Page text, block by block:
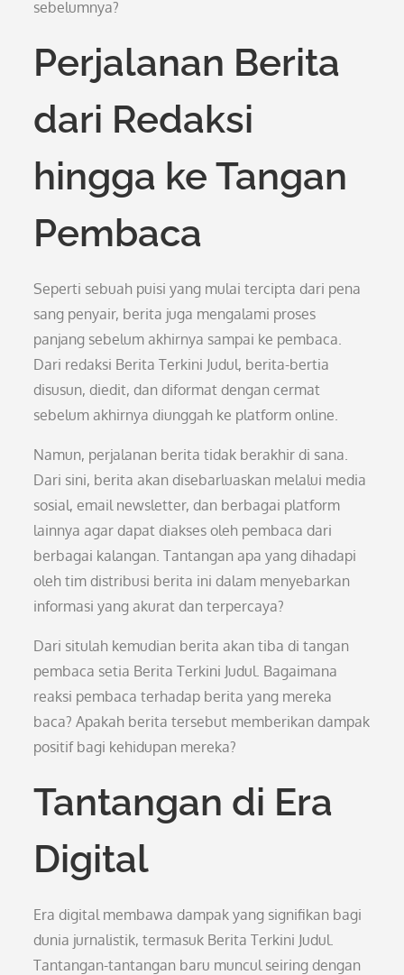
sebelumnya?
Perjalanan Berita
dari Redaksi
hingga ke Tangan
Pembaca
Seperti sebuah puisi yang mulai tercipta dari pena
sang penyair, berita juga mengalami proses
panjang sebelum akhirnya sampai ke pembaca.
Dari redaksi Berita Terkini Judul, berita-bertia
disusun, diedit, dan diformat dengan cermat
sebelum akhirnya diunggah ke platform online.
Namun, perjalanan berita tidak berakhir di sana.
Dari sini, berita akan disebarluaskan melalui media
sosial, email newsletter, dan berbagai platform
lainnya agar dapat diakses oleh pembaca dari
berbagai kalangan. Tantangan apa yang dihadapi
oleh tim distribusi berita ini dalam menyebarkan
informasi yang akurat dan terpercaya?
Dari situlah kemudian berita akan tiba di tangan
pembaca setia Berita Terkini Judul. Bagaimana
reaksi pembaca terhadap berita yang mereka
baca? Apakah berita tersebut memberikan dampak
positif bagi kehidupan mereka?
Tantangan di Era
Digital
Era digital membawa dampak yang signifikan bagi
dunia jurnalistik, termasuk Berita Terkini Judul.
Tantangan-tantangan baru muncul seiring dengan